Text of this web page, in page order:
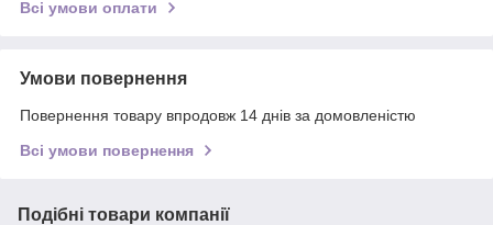
Всі умови оплати
Умови повернення
Повернення товару впродовж 14 днів за домовленістю
Всі умови повернення
Подібні товари компанії